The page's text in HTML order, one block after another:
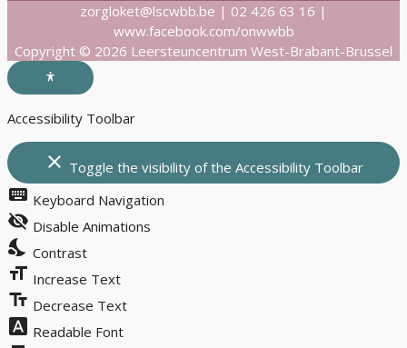
zorgloket@lscwbb.be | 02 426 63 16 |
www.facebook.com/onwwbb
Copyright © 2026 Leersteuncentrum West-Brabant-Brussel
Accessibility Toolbar
close Toggle the visibility of the Accessibility Toolbar
keyboard Keyboard Navigation
visibility_off Disable Animations
nights_stay Contrast
format_size Increase Text
text_fields Decrease Text
font_download Readable Font